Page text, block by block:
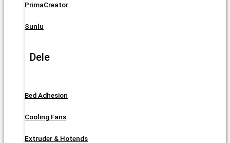
PrimaCreator
Sunlu
Dele
Bed Adhesion
Cooling Fans
Extruder & Hotends